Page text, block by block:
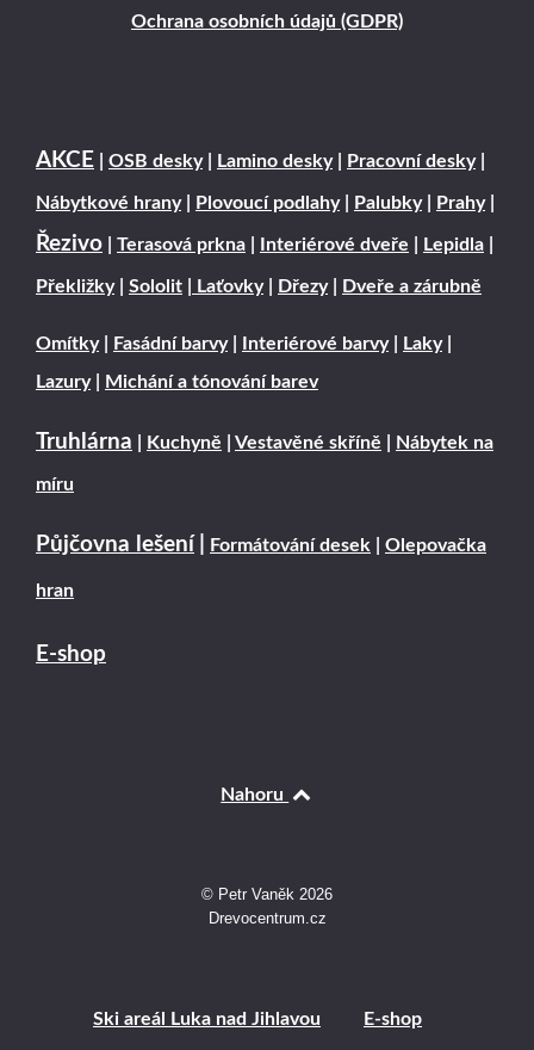
Ochrana osobních údajů (GDPR)
AKCE OSB desky| Lamino desky| Pracovní desky|
Nábytkové hrany| Plovoucí podlahy| Palubky| Prahy|
Řezivo Terasová prkna Interiérové dveře Lepidla
Překližky| Sololit Laťovky| Dřezy| Dveře a zárubně
Omítky| Fasádní barvy| Interiérové barvy| Laky|
Lazury| Michání a tónování barev
Truhlárna Kuchyně Vestavěné skříně Nábytek na
míru
Půjčovna lešení Formátování desek Olepovačka
hran
E-shop
Nahoru
© Petr Vaněk 2026
Drevocentrum.cz
Ski areál Luka nad Jihlavou E-shop